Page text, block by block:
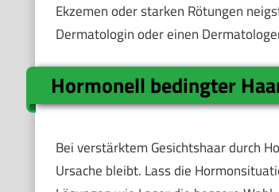
Ekzemen oder starken Rötungen
Dermatologin oder einen
Hormonell bedingter
Bei verstärktem Gesichtshaar durch
Ursache bleibt. Lass die